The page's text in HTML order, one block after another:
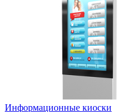
Информационные киоски